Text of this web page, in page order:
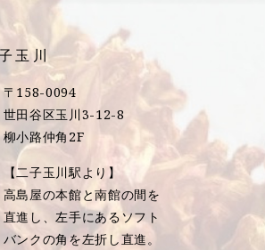
玉川
〒158-0094
世田谷区玉川3-12-8
柳小路仲角2F
【二子玉川駅より】
高島屋の本館と南館の間を
直進し、左手にあるソフト
バンクの角を左折し直進。